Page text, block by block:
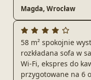
Magda, Wrocław
58 m² spokojnie
rozkładana sofa w
Wi‑Fi, ekspres do
przygotowane na 6